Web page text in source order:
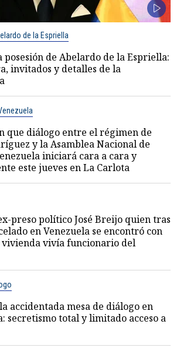
de la Espriella
posesión de Abelardo de la Espriella:
invitados y detalles de la
que diálogo entre el régimen de
y la Asamblea Nacional de
iniciará cara a cara y
este jueves en La Carlota
preso político José Breijo quien tras
en Venezuela se encontró con
vivienda vivía funcionario del
accidentada mesa de diálogo en
secretismo total y limitado acceso a